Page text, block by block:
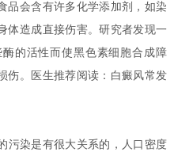
品会含有许多化学添加剂，如染
体造成直接伤害。研究者发现一
的活性而使黑色素细胞合成障
伤。医生推荐阅读：白癜风常发
污染是有很大关系的，人口密度